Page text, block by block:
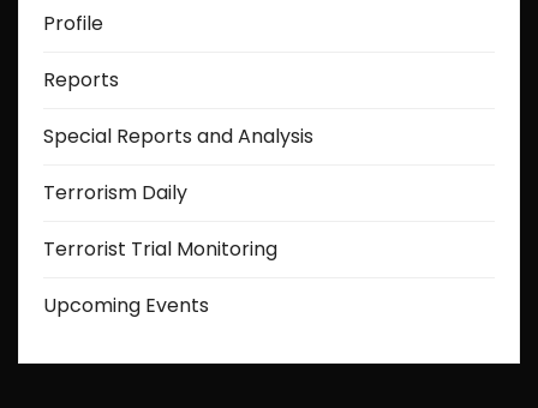
Profile
Reports
Special Reports and Analysis
Terrorism Daily
Terrorist Trial Monitoring
Upcoming Events